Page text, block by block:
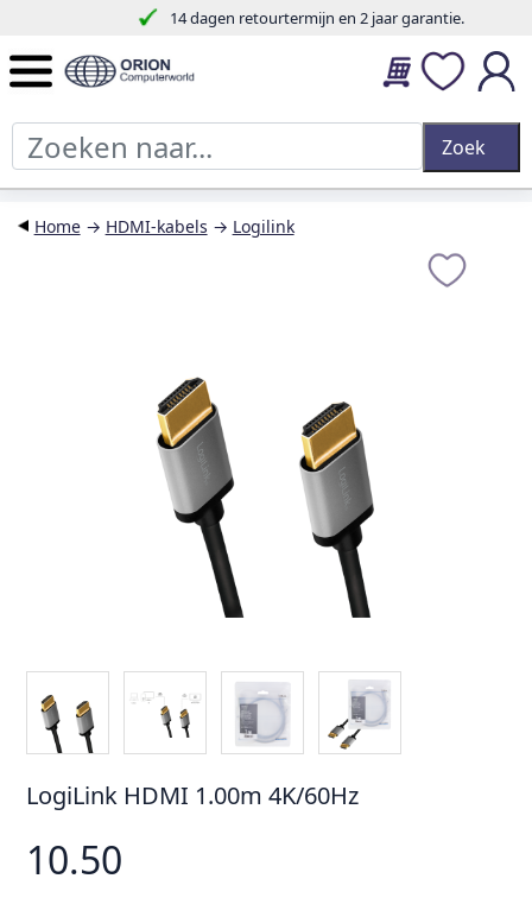
14 dagen retourtermijn en 2 jaar garantie.
Home→ HDMI-kabels → Logilink
LogiLink HDMI 1.00m 4K/60Hz
10.50